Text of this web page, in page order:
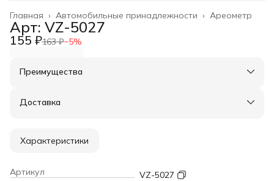
Ареометр
Автомобильные принадлежности ›
Главная ›
Арт: VZ-5027
155 ₽163 ₽−5%
Преимущества
Оплата частями в Сплит
Удобный возврат
Доставка
Характеристики
Артикул
VZ-5027